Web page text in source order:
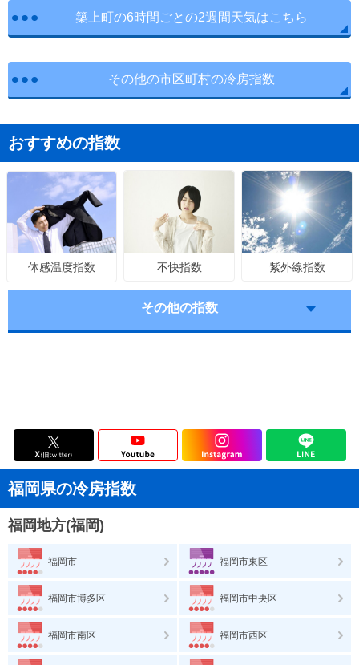
築上町の6時間ごとの2週間天気はこちら
その他の市区町村の冷房指数
おすすめの指数
体感温度指数 不快指数 紫外線指数
その他の指数
福岡県の冷房指数
福岡地方(福岡)
福岡市 福岡市東区
福岡市博多区 福岡市中央区
福岡市南区 福岡市西区